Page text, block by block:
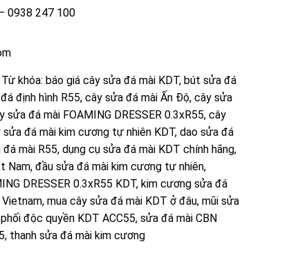
0938 247 100
Từ khóa: báo giá cây sửa đá mài KDT, bút sửa đá
định hình R55, cây sửa đá mài Ấn Độ, cây sửa
sửa đá mài FOAMING DRESSER 0.3xR55, cây
sửa đá mài kim cương tự nhiên KDT, dao sửa đá
mài R55, dụng cụ sửa đá mài KDT chính hãng,
Nam, đầu sửa đá mài kim cương tự nhiên,
DRESSER 0.3xR55 KDT, kim cương sửa đá
, mua cây sửa đá mài KDT ở đâu, mũi sửa
độc quyền KDT ACC55, sửa đá mài CBN
, thanh sửa đá mài kim cương